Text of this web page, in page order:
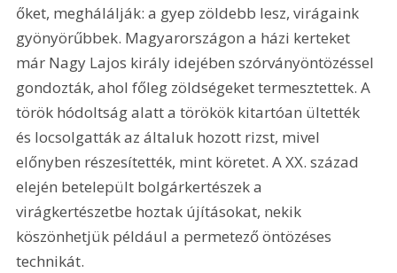
őket, meghálálják: a gyep zöldebb lesz, virágaink
gyönyörűbbek. Magyarországon a házi kerteket
már Nagy Lajos király idejében szórványöntözéssel
gondozták, ahol főleg zöldségeket termesztettek. A
török hódoltság alatt a törökök kitartóan ültették
és locsolgatták az általuk hozott rizst, mivel
előnyben részesítették, mint köretet. A XX. század
elején betelepült bolgárkertészek a
virágkertészetbe hoztak újításokat, nekik
köszönhetjük például a permetező öntözéses
technikát.